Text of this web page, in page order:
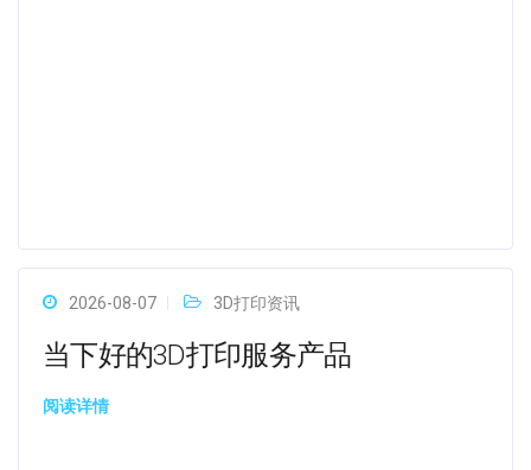
2026-08-07 3D打印资讯
当下好的3D打印服务产品
阅读详情